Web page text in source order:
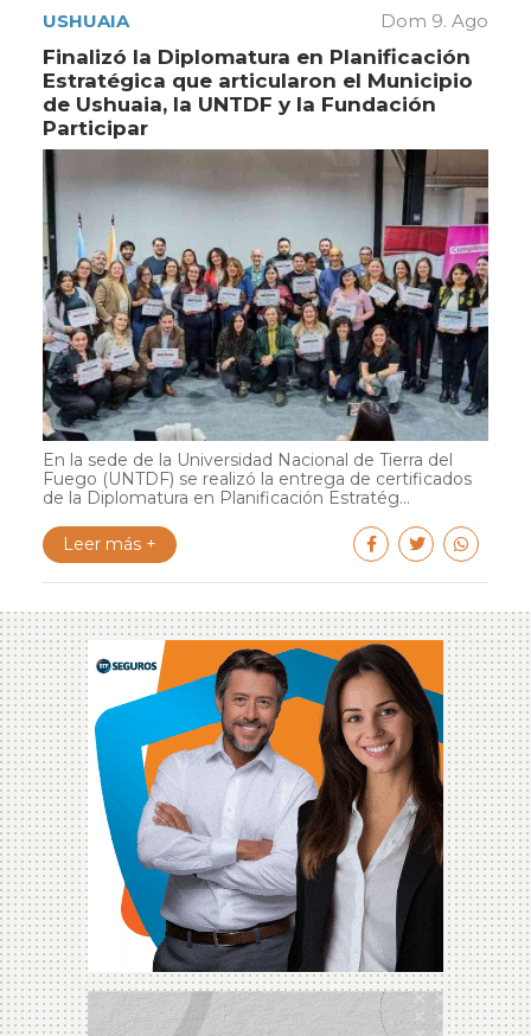
USHUAIA Dom 9. Ago
Finalizó la Diplomatura en Planificación
Estratégica que articularon el Municipio
de Ushuaia, la UNTDF y la Fundación
Participar
En la sede de la Universidad Nacional de Tierra del
Fuego (UNTDF) se realizó la entrega de certificados
de la Diplomatura en Planificación Estratég...
Leer más +